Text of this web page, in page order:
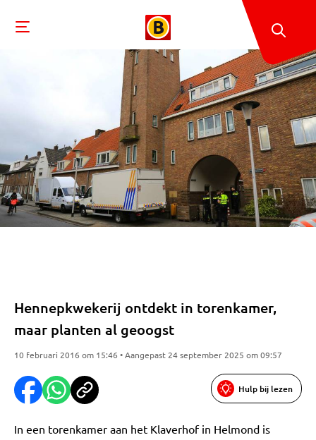
Hennepkwekerij ontdekt in torenkamer,
maar planten al geoogst
10 februari 2016 om 15:46 • Aangepast 24 september 2025 om 09:57
Hulp bij lezen
In een torenkamer aan het Klaverhof in Helmond is